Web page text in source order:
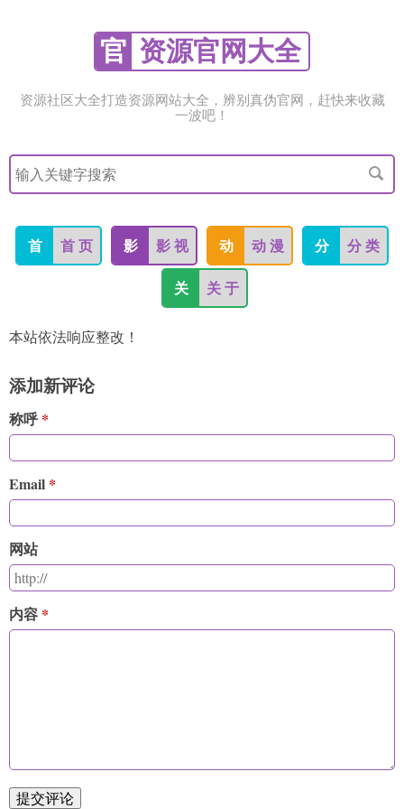
官 资源官网大全
资源社区大全打造资源网站大全，辨别真伪官网，赶快来收藏
一波吧！
搜
索
关
字
首 首 页 影 影 视 动 动 漫 分 分 类
关 关 于
本站依法响应整改！
添加新评论
称呼
Email
网站
内容
提交评论